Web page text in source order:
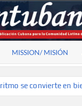
MISSION/ MISIÓN
en bienestar